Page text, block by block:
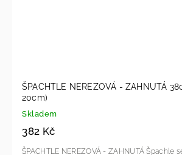
ŠPACHTLE NEREZOVÁ - ZAHNUTÁ
20cm)
Skladem
382 Kč
ŠPACHTLE NEREZOVÁ - ZAHNUTÁ Špachle se zahlou čepelí.